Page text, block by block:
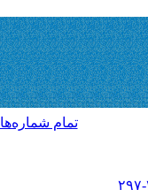
تمام شماره‌ها